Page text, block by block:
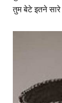
तुम बेटे इतने सारे